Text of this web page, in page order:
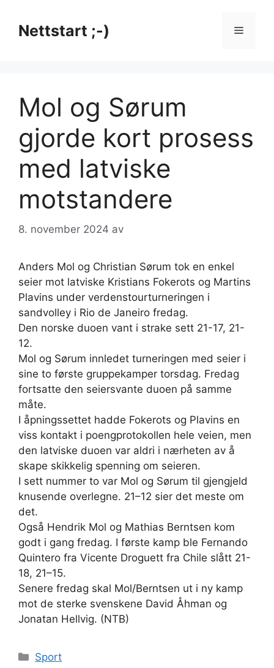
innholdNettstart ;-) Meny
Mol og Sørum
gjorde kort prosess
med latviske
motstandere
8. november 2024 av
Anders Mol og Christian Sørum tok en enkel
seier mot latviske Kristians Fokerots og Martins
Plavins under verdenstourturneringen i
sandvolley i Rio de Janeiro fredag.
Den norske duoen vant i strake sett 21-17, 21-
12.
Mol og Sørum innledet turneringen med seier i
sine to første gruppekamper torsdag. Fredag
fortsatte den seiersvante duoen på samme
måte.
I åpningssettet hadde Fokerots og Plavins en
viss kontakt i poengprotokollen hele veien, men
den latviske duoen var aldri i nærheten av å
skape skikkelig spenning om seieren.
I sett nummer to var Mol og Sørum til gjengjeld
knusende overlegne. 21–12 sier det meste om
det.
Også Hendrik Mol og Mathias Berntsen kom
godt i gang fredag. I første kamp ble Fernando
Quintero fra Vicente Droguett fra Chile slått 21-
18, 21–15.
Senere fredag skal Mol/Berntsen ut i ny kamp
mot de sterke svenskene David Åhman og
Jonatan Hellvig. (NTB)
Kategorier
Sport